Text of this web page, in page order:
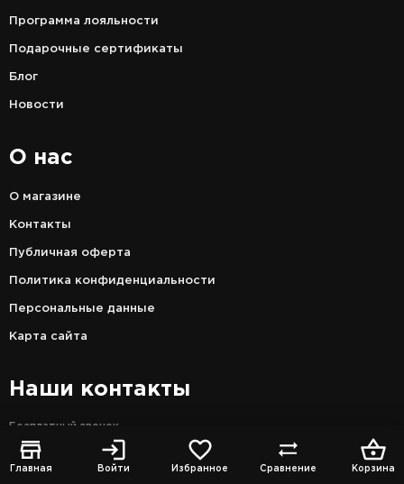
Главная Войти Избранное Сравнение Корзина
Программа лояльности
Подарочные сертификаты
Блог
Новости
О нас
О магазине
Контакты
Публичная оферта
Политика конфиденциальности
Персональные данные
Карта сайта
Наши контакты
Бесплатный звонок
8 (800) 200-70-93